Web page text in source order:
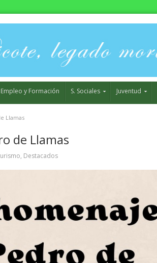
Empleo y Formación S. Sociales Juventud
Llamas
de Llamas
, Destacados